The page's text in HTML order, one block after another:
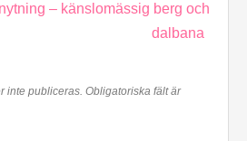
– känslomässig berg och
dalbana
inte publiceras. Obligatoriska fält är